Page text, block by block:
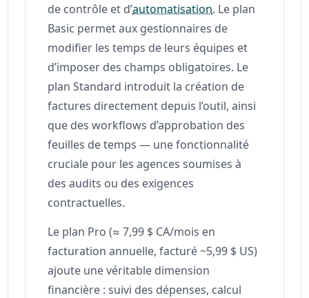
de contrôle et d’automatisation. Le plan
Basic permet aux gestionnaires de
modifier les temps de leurs équipes et
d’imposer des champs obligatoires. Le
plan Standard introduit la création de
factures directement depuis l’outil, ainsi
que des workflows d’approbation des
feuilles de temps — une fonctionnalité
cruciale pour les agences soumises à
des audits ou des exigences
contractuelles.
Le plan Pro (≈ 7,99 $ CA/mois en
facturation annuelle, facturé ~5,99 $ US)
ajoute une véritable dimension
financière : suivi des dépenses, calcul